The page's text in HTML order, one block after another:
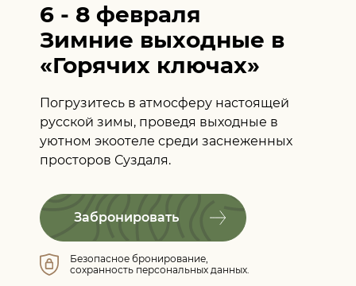
6 - 8 февраля
Зимние выходные в
«Горячих ключах»
Погрузитесь в атмосферу настоящей
русской зимы, проведя выходные в
уютном экоотеле среди заснеженных
просторов Суздаля.
Забронировать
Безопасное бронирование,
сохранность персональных данных.